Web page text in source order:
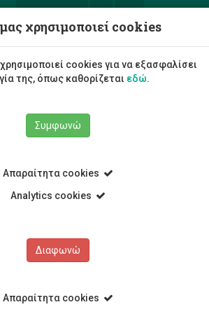
Τουρισμού, Φιλοξενίας και
Τουρισμού και Φιλοξενίας
χρησιμοποιεί cookies
cookies για να εξασφαλίσει
της, όπως καθορίζεται εδώ.
Συμφωνώ
Απαραίτητα cookies
Analytics cookies
Διαφωνώ
Απαραίτητα cookies